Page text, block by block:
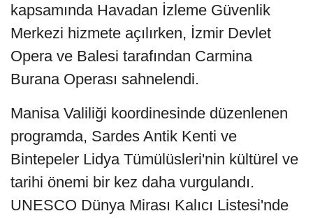
kapsamında Havadan İzleme Güvenlik
Merkezi hizmete açılırken, İzmir Devlet
Opera ve Balesi tarafından Carmina
Burana Operası sahnelendi.
Manisa Valiliği koordinesinde düzenlenen
programda, Sardes Antik Kenti ve
Bintepeler Lidya Tümülüsleri'nin kültürel ve
tarihi önemi bir kez daha vurgulandı.
UNESCO Dünya Mirası Kalıcı Listesi'nde